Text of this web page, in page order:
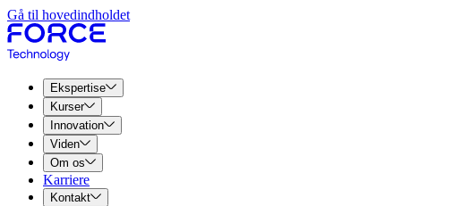
Gå til hovedindholdet
Ekspertise
Kurser
Innovation
Viden
Om os
Karriere
Kontakt